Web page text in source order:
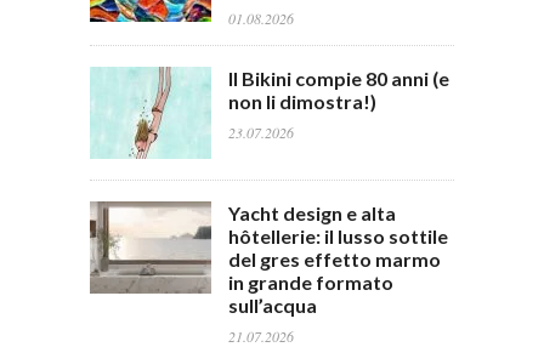
01.08.2026
Il Bikini compie 80 anni (e
non li dimostra!)
23.07.2026
Yacht design e alta
hôtellerie: il lusso sottile
del gres effetto marmo
in grande formato
sull’acqua
21.07.2026